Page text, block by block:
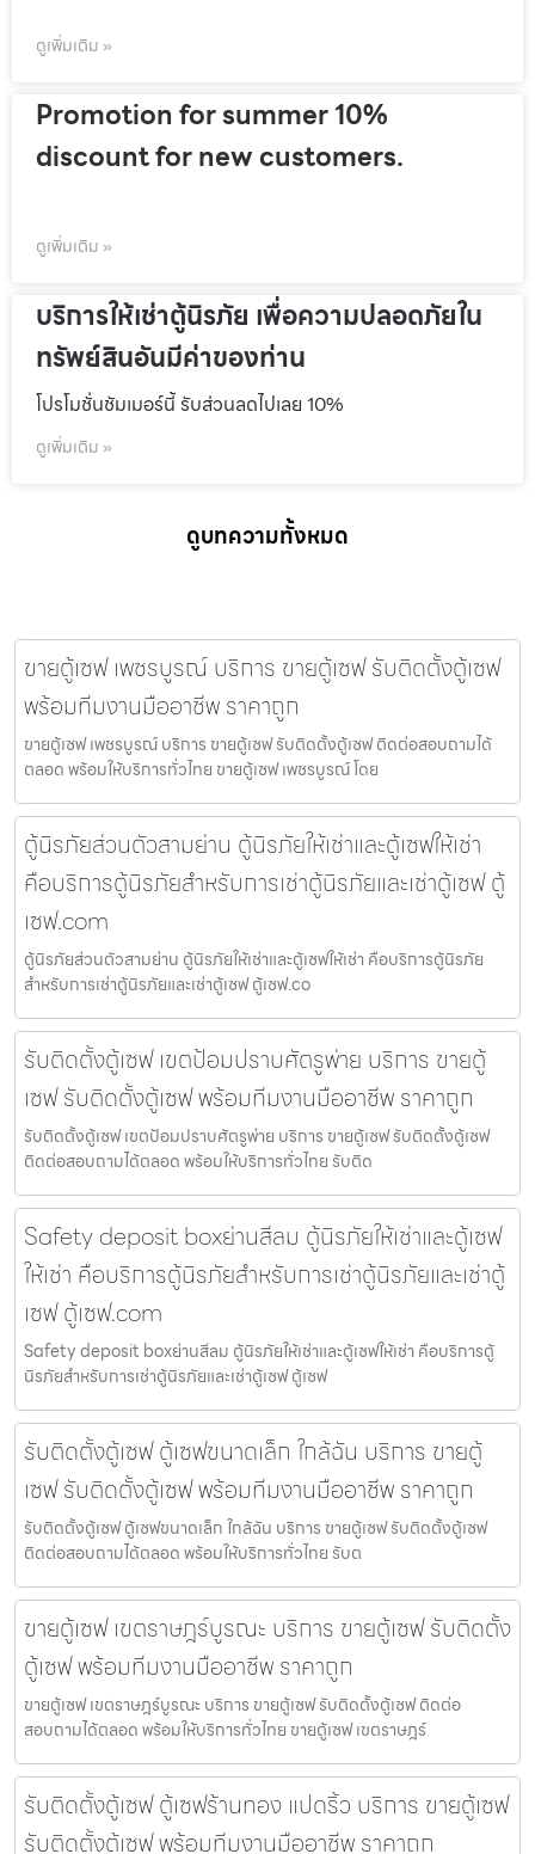
ดูเพิ่มเติม »
Promotion for summer 10%
discount for new customers.
ดูเพิ่มเติม »
บริการให้เช่าตู้นิรภัย เพื่อความปลอดภัยใน
ทรัพย์สินอันมีค่าของท่าน
โปรโมชั่นชัมเมอร์นี้ รับส่วนลดไปเลย 10%
ดูเพิ่มเติม »
ดูบทความทั้งหมด
ขายตู้เซฟ เพชรบูรณ์ บริการ ขายตู้เซฟ รับติดตั้งตู้เซฟ
พร้อมทีมงานมืออาชีพ ราคาถูก
ขายตู้เซฟ เพชรบูรณ์ บริการ ขายตู้เซฟ รับติดตั้งตู้เซฟ ติดต่อสอบถามได้
ตลอด พร้อมให้บริการทั่วไทย ขายตู้เซฟ เพชรบูรณ์ โดย
ตู้นิรภัยส่วนตัวสามย่าน ตู้นิรภัยให้เช่าและตู้เซฟให้เช่า
คือบริการตู้นิรภัยสำหรับการเช่าตู้นิรภัยและเช่าตู้เซฟ ตู้
เซฟ.com
ตู้นิรภัยส่วนตัวสามย่าน ตู้นิรภัยให้เช่าและตู้เซฟให้เช่า คือบริการตู้นิรภัย
สำหรับการเช่าตู้นิรภัยและเช่าตู้เซฟ ตู้เซฟ.co
รับติดตั้งตู้เซฟ เขตป้อมปราบศัตรูพ่าย บริการ ขายตู้
เซฟ รับติดตั้งตู้เซฟ พร้อมทีมงานมืออาชีพ ราคาถูก
รับติดตั้งตู้เซฟ เขตป้อมปราบศัตรูพ่าย บริการ ขายตู้เซฟ รับติดตั้งตู้เซฟ
ติดต่อสอบถามได้ตลอด พร้อมให้บริการทั่วไทย รับติด
Safety deposit boxย่านสีลม ตู้นิรภัยให้เช่าและตู้เซฟ
ให้เช่า คือบริการตู้นิรภัยสำหรับการเช่าตู้นิรภัยและเช่าตู้
เซฟ ตู้เซฟ.com
Safety deposit boxย่านสีลม ตู้นิรภัยให้เช่าและตู้เซฟให้เช่า คือบริการตู้
นิรภัยสำหรับการเช่าตู้นิรภัยและเช่าตู้เซฟ ตู้เซฟ
รับติดตั้งตู้เซฟ ตู้เซฟขนาดเล็ก ใกล้ฉัน บริการ ขายตู้
เซฟ รับติดตั้งตู้เซฟ พร้อมทีมงานมืออาชีพ ราคาถูก
รับติดตั้งตู้เซฟ ตู้เซฟขนาดเล็ก ใกล้ฉัน บริการ ขายตู้เซฟ รับติดตั้งตู้เซฟ
ติดต่อสอบถามได้ตลอด พร้อมให้บริการทั่วไทย รับต
ขายตู้เซฟ เขตราษฎร์บูรณะ บริการ ขายตู้เซฟ รับติดตั้ง
ตู้เซฟ พร้อมทีมงานมืออาชีพ ราคาถูก
ขายตู้เซฟ เขตราษฎร์บูรณะ บริการ ขายตู้เซฟ รับติดตั้งตู้เซฟ ติดต่อ
สอบถามได้ตลอด พร้อมให้บริการทั่วไทย ขายตู้เซฟ เขตราษฎร์
รับติดตั้งตู้เซฟ ตู้เซฟร้านทอง แปดริ้ว บริการ ขายตู้เซฟ
รับติดตั้งตู้เซฟ พร้อมทีมงานมืออาชีพ ราคาถูก